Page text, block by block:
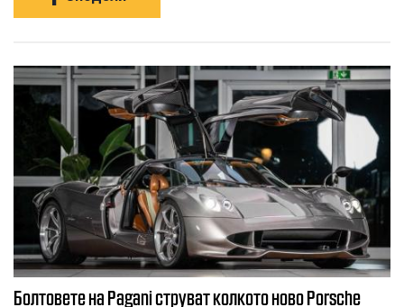
Болтовете на Pagani струват колкото ново Porsche